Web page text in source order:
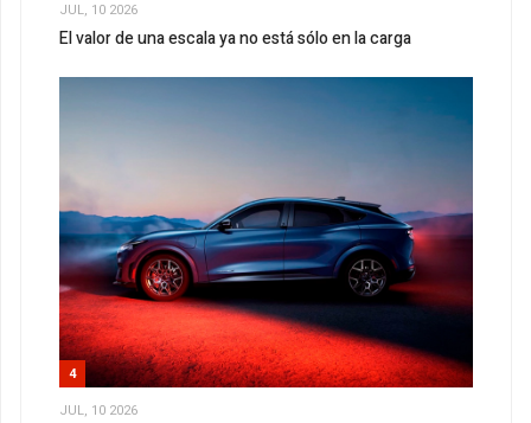
JUL, 10 2026
El valor de una escala ya no está sólo en la carga
4
JUL, 10 2026